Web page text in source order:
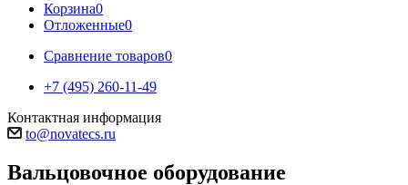
Корзина0
Отложенные0
Сравнение товаров0
+7 (495) 260-11-49
Контактная информация
to@novatecs.ru
Вальцовочное оборудование